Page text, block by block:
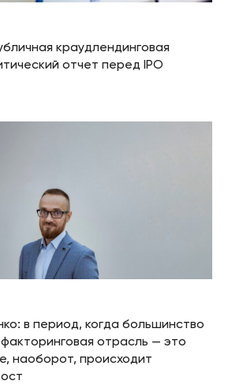
краудлендинговая
отчет перед IPO
в период, когда большинство
отрасль — это
наоборот, происходит